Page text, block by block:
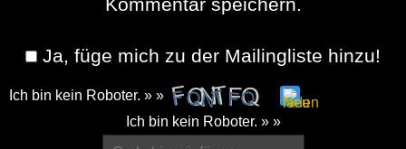
Ja, füge mich zu der Mailingliste hinzu!
Ich bin kein Roboter. » »
Ich bin kein Roboter. » »